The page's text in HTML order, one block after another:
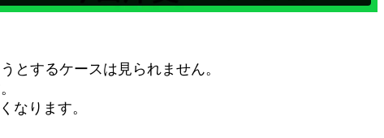
とするケースは見られません。
なります。